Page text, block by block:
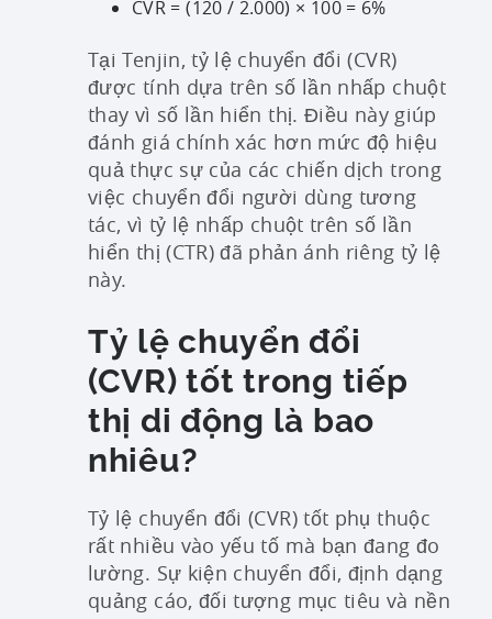
CVR = (120 / 2.000) × 100 = 6%
Tại Tenjin, tỷ lệ chuyển đổi (CVR)
được tính dựa trên số lần nhấp chuột
thay vì số lần hiển thị. Điều này giúp
đánh giá chính xác hơn mức độ hiệu
quả thực sự của các chiến dịch trong
việc chuyển đổi người dùng tương
tác, vì tỷ lệ nhấp chuột trên số lần
hiển thị (CTR) đã phản ánh riêng tỷ lệ
này.
Tỷ lệ chuyển đổi
(CVR) tốt trong tiếp
thị di động là bao
nhiêu?
Tỷ lệ chuyển đổi (CVR) tốt phụ thuộc
rất nhiều vào yếu tố mà bạn đang đo
lường. Sự kiện chuyển đổi, định dạng
quảng cáo, đối tượng mục tiêu và nền